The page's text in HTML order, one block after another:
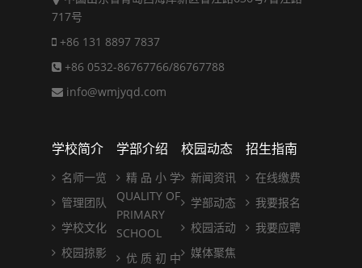
717号
+86 131 8897 7837
+86 0532-86767766/86767788
info@wmjyqd.com
学校简介
名师一览
管理团队
学校文化
校园掠影
学部介绍
精 品 小 学
QUALITY OF
PRIMARY
SCHOOL
优 质 初 中
校园动态
新闻资讯
学部动态
校园活动
媒体聚焦
招生指南
在线缴费
我要报名
我要应聘